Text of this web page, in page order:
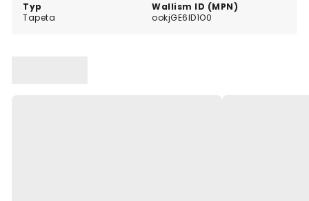
Typ
Tapeta
Wallism ID (MPN)
ookjGE6lD1O0